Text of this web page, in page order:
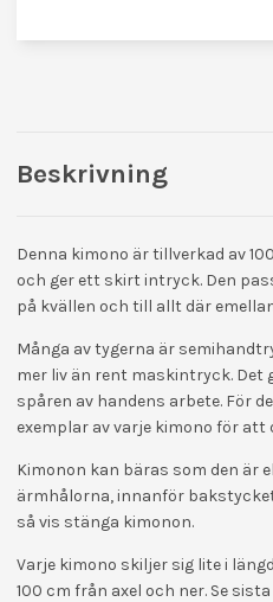
Beskrivning
Denna kimono är tillverkad av
och ger ett skirt intryck. Den
på kvällen och till allt där
Många av tygerna är
mer liv än rent maskintryck. Det
spåren av handens arbete. För
exemplar av varje kimono för att
Kimonon kan bäras som den är
ärmhålorna, innanför
så vis stänga kimonon.
Varje kimono skiljer sig lite i
100 cm från axel och ner. Se